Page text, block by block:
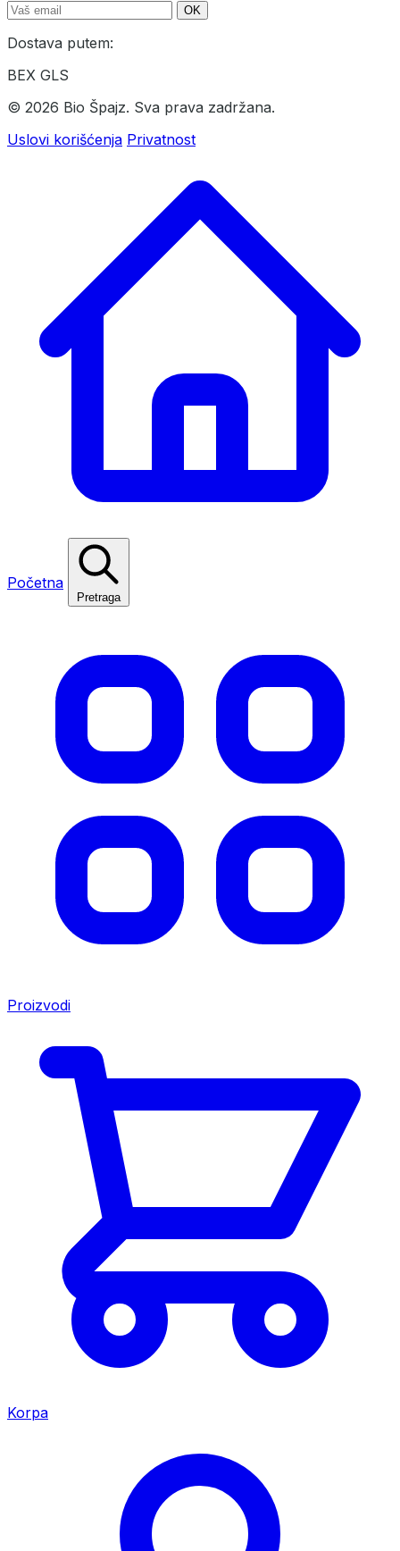
OK
Dostava putem:
BEX GLS
© 2026 Bio Špajz. Sva prava zadržana.
Uslovi korišćenja Privatnost
Početna
Pretraga
Proizvodi
Korpa